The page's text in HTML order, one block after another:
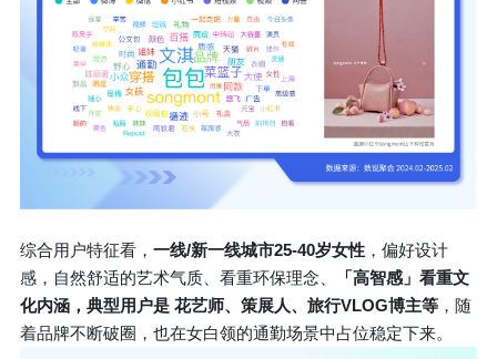
综合用户特征看， 一线/新一线城市25-40岁女性，偏好设计
感，自然舒适的艺术气质、看重环保理念、
「高智感」看重文
化内涵， 典型用户是 花艺师、策展人、旅行VLOG博主等，随
着品牌不断破圈，也在女白领的通勤场景中占位稳定下来。